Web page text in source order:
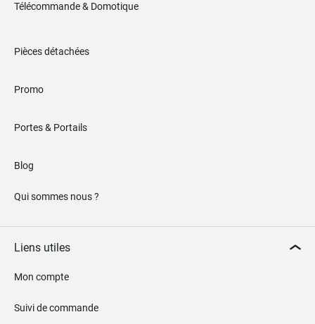
Télécommande & Domotique
Pièces détachées
Promo
Portes & Portails
Blog
Qui sommes nous ?
Liens utiles
Mon compte
Suivi de commande